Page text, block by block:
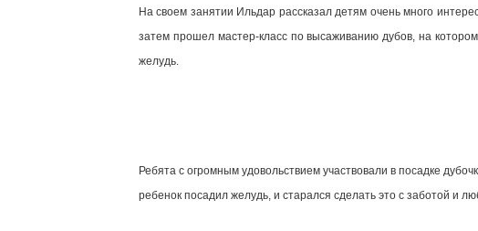
На своем занятии Ильдар рассказал детям очень много
затем прошел мастер-класс по высаживанию дубов, на
желудь.
Ребята с огромным удовольствием участвовали в посадке
ребенок посадил желудь, и старался сделать это с заботой и